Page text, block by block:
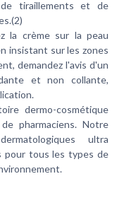
tiraillements et de
la crème sur la peau
insistant sur les zones
demandez l'avis d'un
et non collante,
dermo-cosmétique
pharmaciens. Notre
ultra
pour tous les types de